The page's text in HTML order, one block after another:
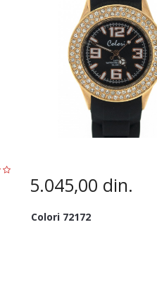
5.045,00 din.
Colori 72172